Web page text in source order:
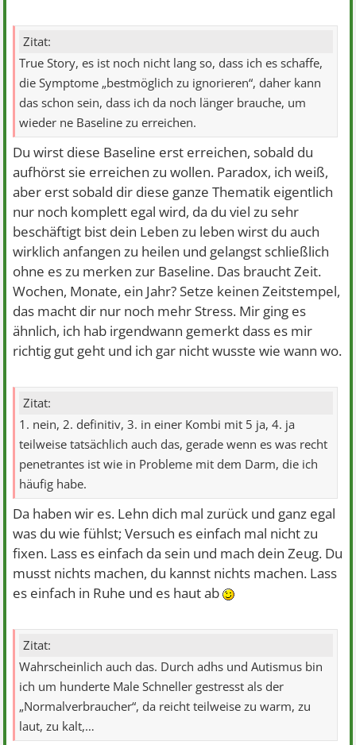
Zitat:
True Story, es ist noch nicht lang so, dass ich es schaffe,
die Symptome „bestmöglich zu ignorieren“, daher kann
das schon sein, dass ich da noch länger brauche, um
wieder ne Baseline zu erreichen.
Du wirst diese Baseline erst erreichen, sobald du
aufhörst sie erreichen zu wollen. Paradox, ich weiß,
aber erst sobald dir diese ganze Thematik eigentlich
nur noch komplett egal wird, da du viel zu sehr
beschäftigt bist dein Leben zu leben wirst du auch
wirklich anfangen zu heilen und gelangst schließlich
ohne es zu merken zur Baseline. Das braucht Zeit.
Wochen, Monate, ein Jahr? Setze keinen Zeitstempel,
das macht dir nur noch mehr Stress. Mir ging es
ähnlich, ich hab irgendwann gemerkt dass es mir
richtig gut geht und ich gar nicht wusste wie wann wo.
Zitat:
1. nein, 2. definitiv, 3. in einer Kombi mit 5 ja, 4. ja
teilweise tatsächlich auch das, gerade wenn es was recht
penetrantes ist wie in Probleme mit dem Darm, die ich
häufig habe.
Da haben wir es. Lehn dich mal zurück und ganz egal
was du wie fühlst; Versuch es einfach mal nicht zu
fixen. Lass es einfach da sein und mach dein Zeug. Du
musst nichts machen, du kannst nichts machen. Lass
es einfach in Ruhe und es haut ab
Zitat:
Wahrscheinlich auch das. Durch adhs und Autismus bin
ich um hunderte Male Schneller gestresst als der
„Normalverbraucher“, da reicht teilweise zu warm, zu
laut, zu kalt,…